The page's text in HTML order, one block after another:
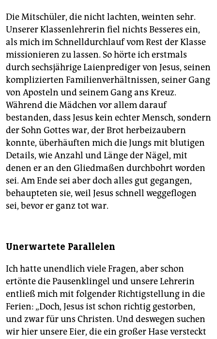
Die Mitschüler, die nicht lachten, weinten sehr.
Unserer Klassenlehrerin fiel nichts Besseres ein,
als mich im Schnelldurchlauf vom Rest der Klasse
missionieren zu lassen. So hörte ich erstmals
durch sechsjährige Laienprediger von Jesus, seinen
komplizierten Familienverhältnissen, seiner Gang
von Aposteln und seinem Gang ans Kreuz.
Während die Mädchen vor allem darauf
bestanden, dass Jesus kein echter Mensch, sondern
der Sohn Gottes war, der Brot herbeizaubern
konnte, überhäuften mich die Jungs mit blutigen
Details, wie Anzahl und Länge der Nägel, mit
denen er an den Gliedmaßen durchbohrt worden
sei. Am Ende sei aber doch alles gut gegangen,
behaupteten sie, weil Jesus schnell weggeflogen
sei, bevor er ganz tot war.
Unerwartete Parallelen
Ich hatte unendlich viele Fragen, aber schon
ertönte die Pausenklingel und unsere Lehrerin
entließ mich mit folgender Richtigstellung in die
Ferien: „Doch, Jesus ist schon richtig gestorben,
und zwar für uns Christen. Und deswegen suchen
wir hier unsere Eier, die ein großer Hase versteckt